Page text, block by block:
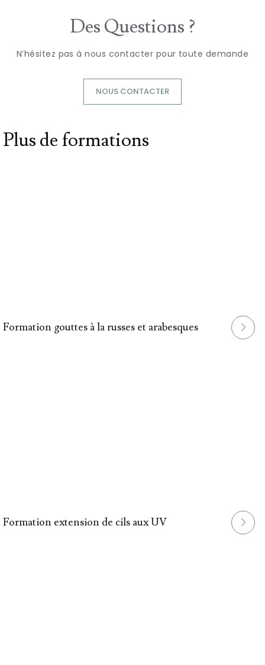
Des Questions ?
N’hésitez pas à nous contacter pour toute demande
NOUS CONTACTER
Plus de formations
Formation gouttes à la russes et arabesques
Formation extension de cils aux UV